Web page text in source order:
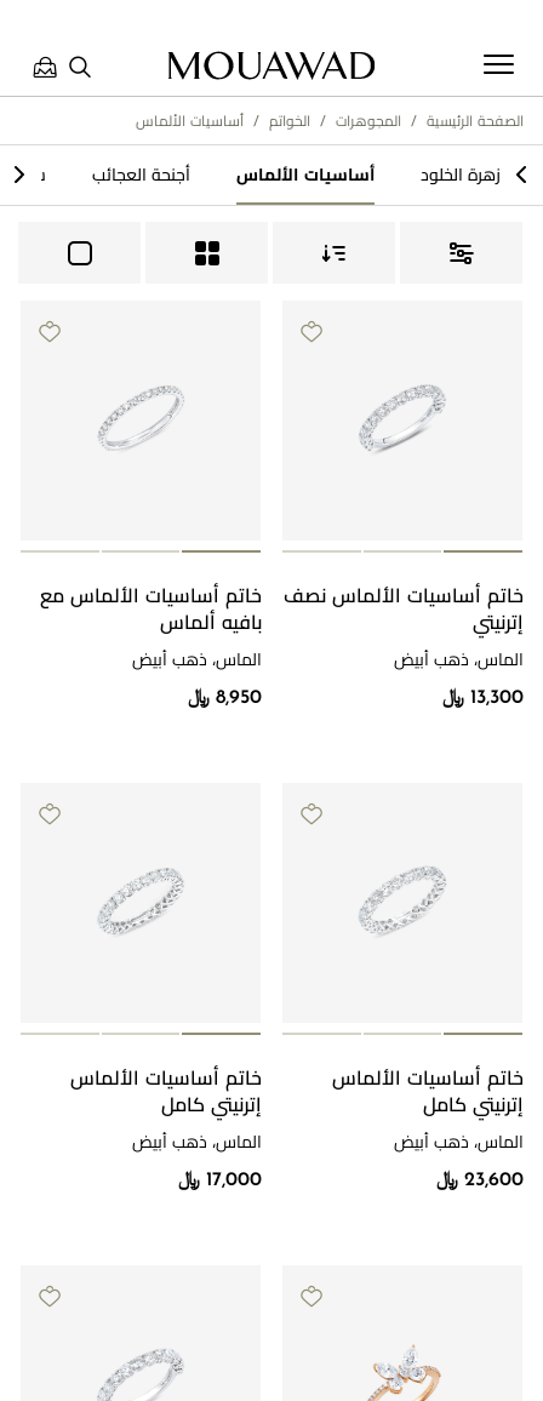
الصفحة الرئيسية / المجوهرات / الخواتم / أساسيات الألماس
< زهرة الخلود أساسيات الألماس أجنحة العجائب >
خاتم أساسيات الألماس نصف
إترنيتي
الماس، ذهب أبيض
13,300 ﷼
خاتم أساسيات الألماس مع
بافيه ألماس
الماس، ذهب أبيض
8,950 ﷼
خاتم أساسيات الألماس
إترنيتي كامل
الماس، ذهب أبيض
23,600 ﷼
خاتم أساسيات الألماس
إترنيتي كامل
الماس، ذهب أبيض
17,000 ﷼
مرحبا بكم في معوّض. كيف يمكننا مساعدتك؟ الرجاء تحديد أحد
الخيارات أدناه.
حجز موعد